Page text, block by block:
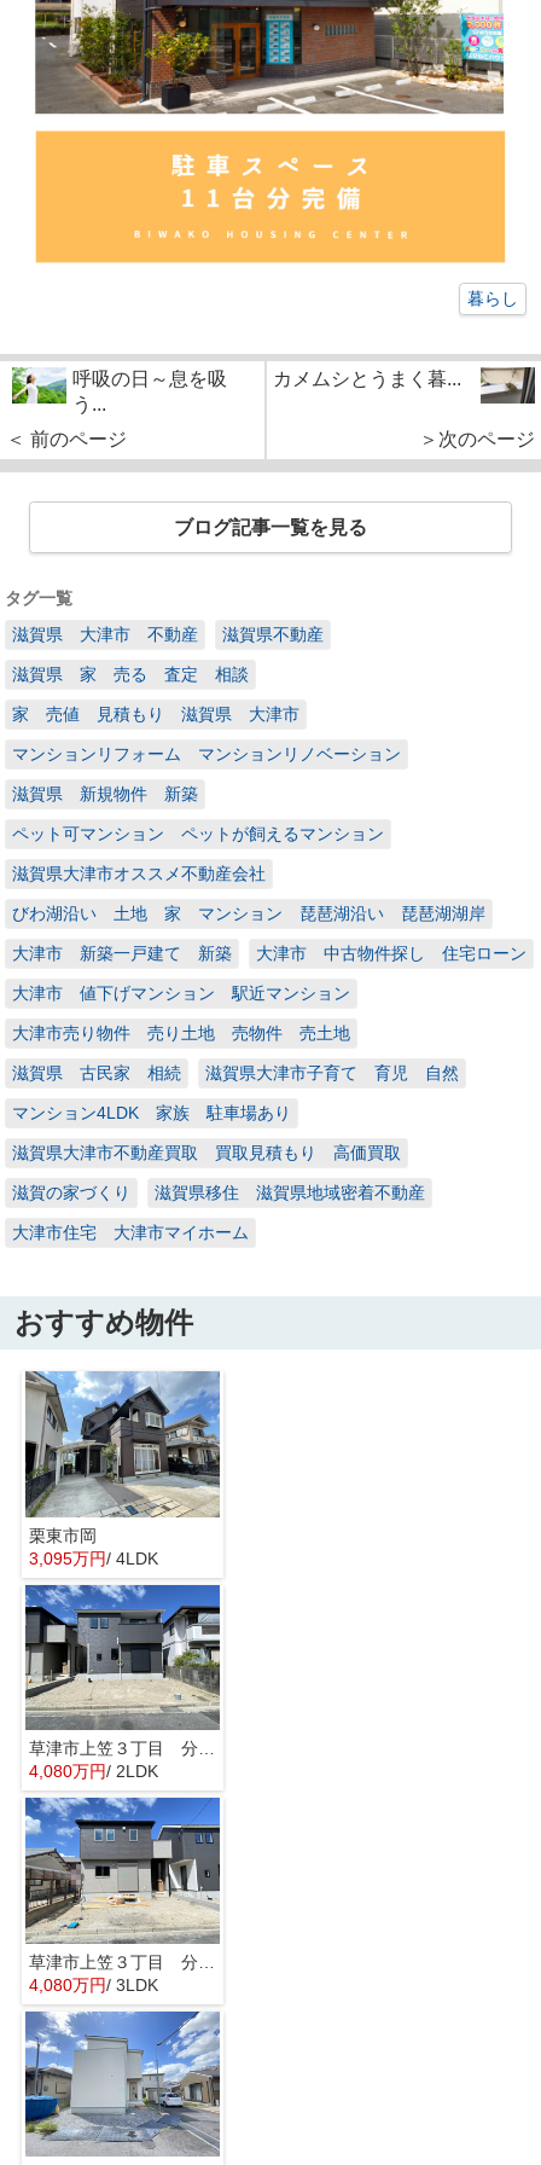
暮らし
呼吸の日～息を吸
う...
＜ 前のページ
カメムシとうまく暮...
＞次のページ
ブログ記事一覧を見る
タグ一覧
滋賀県 大津市 不動産
滋賀県不動産
滋賀県 家 売る 査定 相談
家 売値 見積もり 滋賀県 大津市
マンションリフォーム マンションリノベーション
滋賀県 新規物件 新築
ペット可マンション ペットが飼えるマンション
滋賀県大津市オススメ不動産会社
びわ湖沿い 土地 家 マンション 琵琶湖沿い 琵琶湖湖岸
大津市 新築一戸建て 新築 大津市 中古物件探し 住宅ローン
大津市 値下げマンション 駅近マンション
大津市売り物件 売り土地 売物件 売土地
滋賀県 古民家 相続 滋賀県大津市子育て 育児 自然
マンション4LDK 家族 駐車場あり
滋賀県大津市不動産買取 買取見積もり 高価買取
滋賀の家づくり 滋賀県移住 滋賀県地域密着不動産
大津市住宅 大津市マイホーム
おすすめ物件
栗東市岡
3,095万円/ 4LDK
草津市上笠３丁目 分譲2区画2号棟
4,080万円/ 2LDK
草津市上笠３丁目 分譲2区画1号棟
4,080万円/ 3LDK